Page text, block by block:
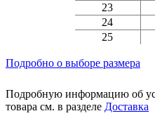
23
24
25
Подробно о выборе размера
Подробную информацию об
товара см. в разделе Доставка